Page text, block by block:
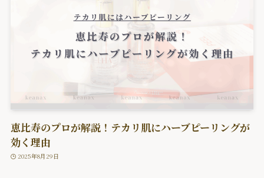
恵比寿のプロが解説！テカリ肌にハーブピーリングが
効く理由
2025年8月29日